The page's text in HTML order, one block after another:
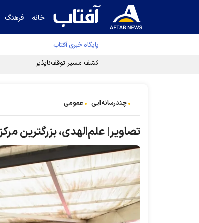
خانه فرهنگ
پایگاه خبری آفتاب
کشف مسیر توقف‌ناپذیری سلول‌های
چندرسانه‌ایی عمومی
تصاویر| علم‌الهدی، بزرگترین